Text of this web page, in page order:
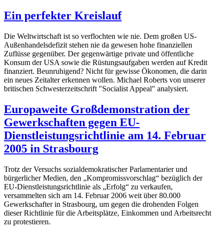
Ein perfekter Kreislauf
Die Weltwirtschaft ist so verflochten wie nie. Dem großen US-
Außenhandelsdefizit stehen nie da gewesen hohe finanziellen
Zuflüsse gegenüber. Der gegenwärtige private und öffentliche
Konsum der USA sowie die Rüstungsaufgaben werden auf Kredit
finanziert. Beunruhigend? Nicht für gewisse Ökonomen, die darin
ein neues Zeitalter erkennen wollen. Michael Roberts von unserer
britischen Schwesterzeitschrift "Socialist Appeal" analysiert.
Europaweite Großdemonstration der
Gewerkschaften gegen EU-
Dienstleistungsrichtlinie am 14. Februar
2005 in Strasbourg
Trotz der Versuchs sozialdemokratischer Parlamentarier und
bürgerlicher Medien, den „Kompromissvorschlag“ bezüglich der
EU-Dienstleistungsrichtlinie als „Erfolg“ zu verkaufen,
versammelten sich am 14. Februar 2006 weit über 80.000
Gewerkschafter in Strasbourg, um gegen die drohenden Folgen
dieser Richtlinie für die Arbeitsplätze, Einkommen und Arbeitsrecht
zu protestieren.